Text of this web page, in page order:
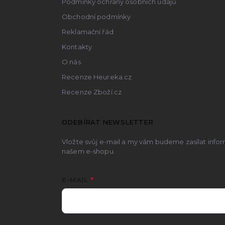
Podmínky ochrany osobních údajů
Obchodní podmínky
Reklamační řád
Kontakty
O nás
Recenze Heureka.cz
Recenze Zboží.cz
ODEBÍRAT NEWSLETTER
Vložte svůj e-mail a my vám budeme zasílat
našem e-shopu.